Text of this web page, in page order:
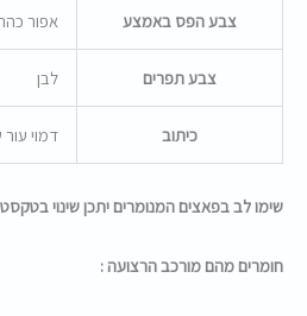
צבע הפס באמצע אפור
צבע תפרים לבן
כיתוב דמוי
שימו לב בפאצים המנומרים יתכן שינוי
חומרים מהם מורכב הרצועה :